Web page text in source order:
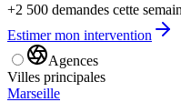
+2 500 demandes cette
Estimer mon intervention
Agences
Villes principales
Marseille